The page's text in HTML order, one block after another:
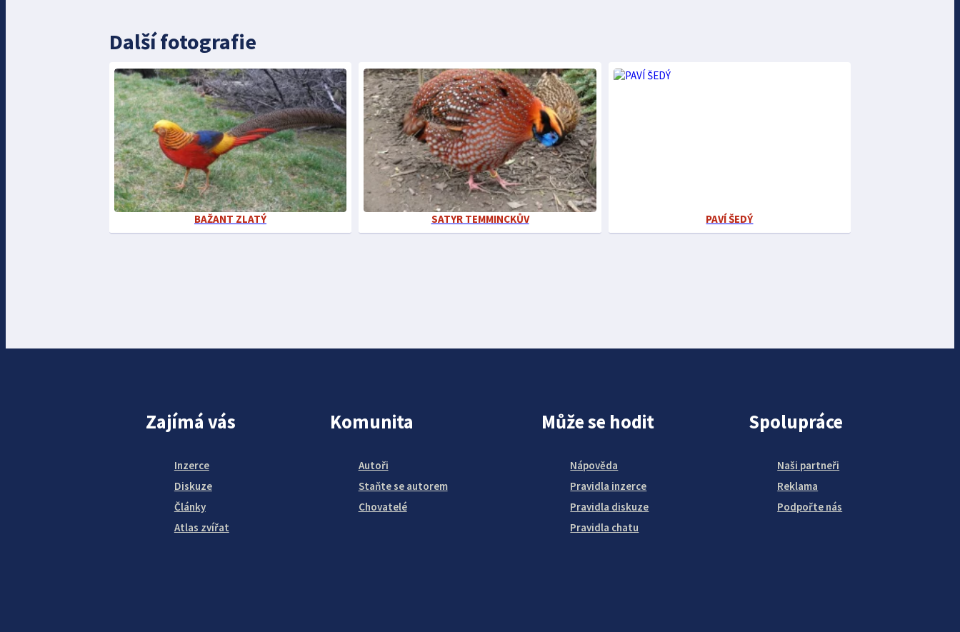
Další fotografie
BAŽANT ZLATÝ SATYR TEMMINCKŮV PAVÍ ŠEDÝ
Zajímá vás
Inzerce
Diskuze
Články
Atlas zvířat
Komunita
Autoři
Staňte se autorem
Chovatelé
Může se hodit
Nápověda
Pravidla inzerce
Pravidla diskuze
Pravidla chatu
Spolupráce
Naši partneři
Reklama
Podpořte nás